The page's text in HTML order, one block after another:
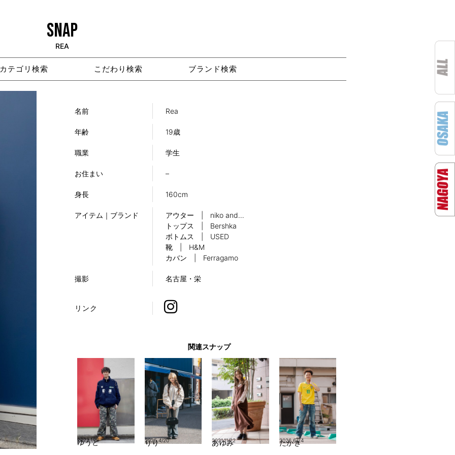
SNAP
REA
カテゴリ検索 こだわり検索 ブランド検索
名前 Rea
年齢 19歳
職業 学生
お住まい –
身長 160cm
アイテム｜ブランド
アウター | niko and…
トップス | Bershka
ボトムス | USED
靴 | H&M
カバン | Ferragamo
撮影 名古屋・栄
リンク
関連スナップ
ゆうと
2022.1/18 りり
2025.4/20 あゆみ
2021.11/22 たかき
2026.6/24